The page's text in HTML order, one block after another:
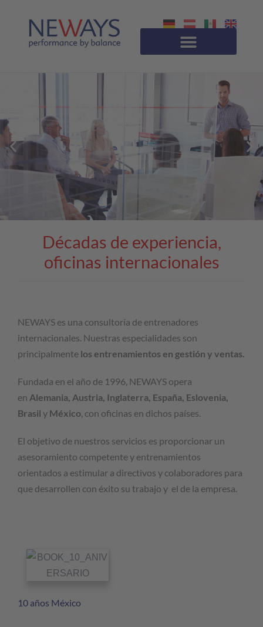
Décadas de experiencia,
oficinas internacionales
NEWAYS es una consultoría de entrenadores
internacionales. Nuestras especialidades son
principalmente los entrenamientos en gestión y ventas.
Fundada en el año de 1996, NEWAYS opera
en Alemania, Austria, Inglaterra, España, Eslovenia,
Brasil y México, con oficinas en dichos países.
El objetivo de nuestros servicios es proporcionar un
asesoramiento competente y entrenamientos
orientados a estimular a directivos y colaboradores para
que desarrollen con éxito su trabajo y el de la empresa.
10 años México